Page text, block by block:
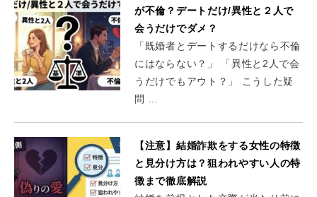
が不倫？デートだけ/異性と２人で
会うだけでダメ？
「既婚者とデートするだけなら不倫
にはならない？」 「異性と2人で会
うだけでもアウト？」 こうした疑
問 …
【注意】結婚詐欺をする女性の特徴
と見分け方は？狙われやすい人の特
徴まで徹底解説